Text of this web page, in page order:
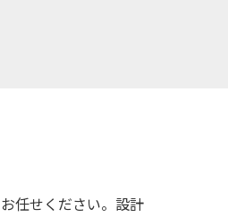
任せください。設計